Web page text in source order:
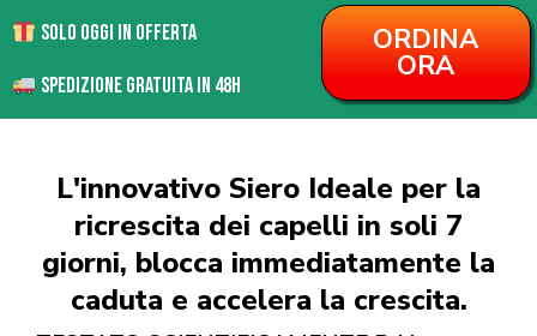
Solo Oggi in offerta
Spedizione Gratuita in 48H
ORDINA
ORA
L'innovativo Siero Ideale per la
ricrescita dei capelli in soli 7
giorni, blocca immediatamente la
caduta e accelera la crescita.